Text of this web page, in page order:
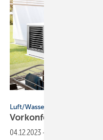
Luft/Wasser-Wärmepumpen |
Vorkonfektio nierung
04.12.2023 -